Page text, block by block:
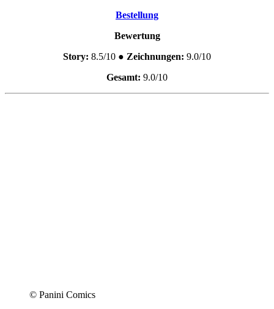
Bestellung
Bewertung
Story: 8.5/10 ● Zeichnungen: 9.0/10
Gesamt: 9.0/10
© Panini Comics